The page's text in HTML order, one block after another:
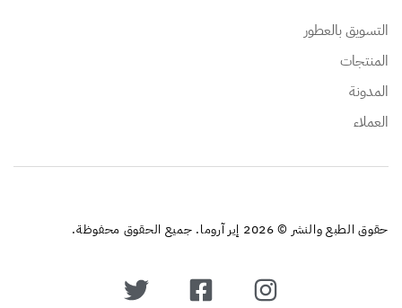
التسويق بالعطور
المنتجات
المدونة
العملاء
حقوق الطبع والنشر © 2026 إير آروما. جميع الحقوق محفوظة.